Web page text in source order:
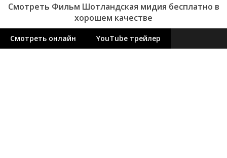
Смотреть Фильм Шотландская мидия бесплатно в
хорошем качестве
Смотреть онлайн YouTube трейлер